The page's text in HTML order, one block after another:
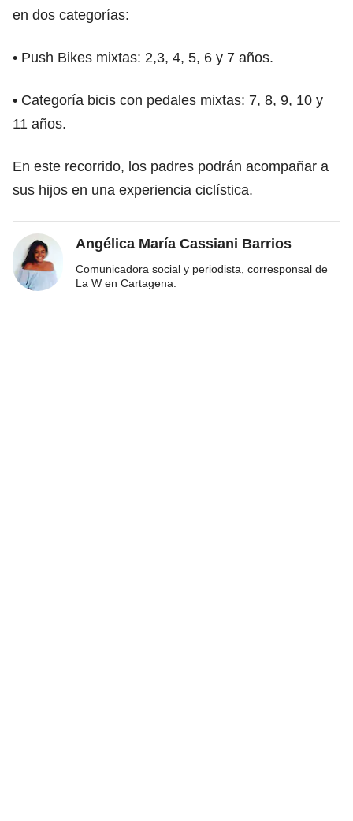
en dos categorías:
• Push Bikes mixtas: 2,3, 4, 5, 6 y 7 años.
• Categoría bicis con pedales mixtas: 7, 8, 9, 10 y
11 años.
En este recorrido, los padres podrán acompañar a
sus hijos en una experiencia ciclística.
Angélica María Cassiani Barrios
Comunicadora social y periodista, corresponsal de
La W en Cartagena.